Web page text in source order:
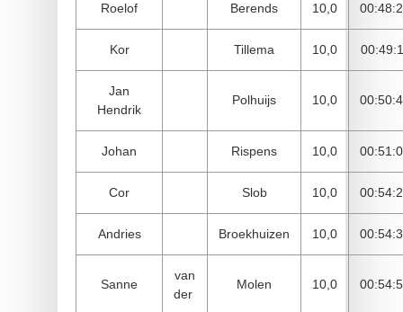
Roelof Berends 10,0
Kor Tillema 10,0
Jan
Hendrik
Polhuijs 10,0
Johan Rispens 10,0
Cor Slob 10,0
Andries Broekhuizen 10,0
Sanne
van
der
Molen 10,0